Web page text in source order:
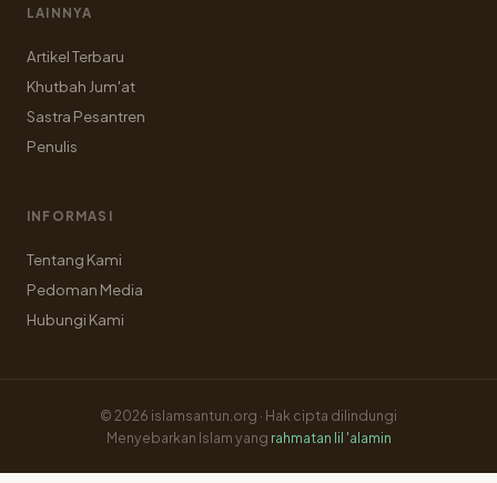
LAINNYA
Artikel Terbaru
Khutbah Jum'at
Sastra Pesantren
Penulis
INFORMASI
Tentang Kami
Pedoman Media
Hubungi Kami
© 2026 islamsantun.org · Hak cipta dilindungi
Menyebarkan Islam yang rahmatan lil 'alamin